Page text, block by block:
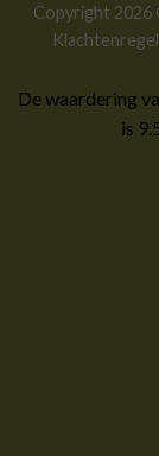
Copyright 2026
De waardering
is